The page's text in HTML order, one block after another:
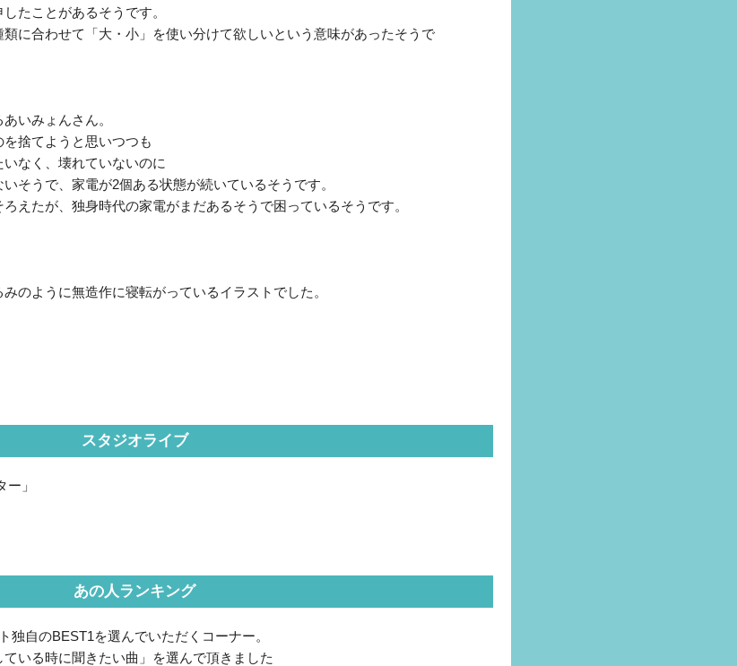
たことがあるそうです。
に合わせて「大・小」を使い分けて欲しいという意味があったそうで
いみょんさん。
捨てようと思いつつも
なく、壊れていないのに
そうで、家電が2個ある状態が続いているそうです。
えたが、独身時代の家電がまだあるそうで困っているそうです。
のように無造作に寝転がっているイラストでした。
スタジオライブ
ー」
あの人ランキング
自のBEST1を選んでいただくコーナー。
いる時に聞きたい曲」を選んで頂きました